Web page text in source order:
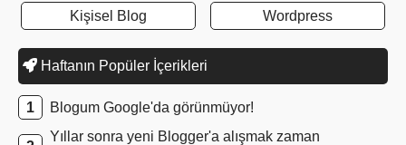
Kişisel Blog Wordpress
Haftanın Popüler İçerikleri
Blogum Google'da görünmüyor!
Yıllar sonra yeni Blogger'a alışmak zaman